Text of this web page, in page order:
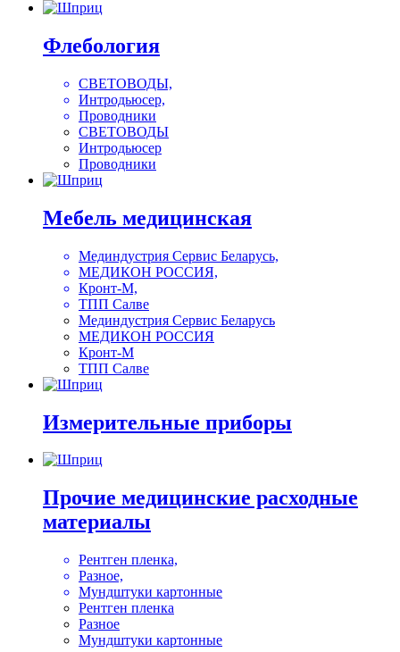
Флебология
СВЕТОВОДЫ,
Интродьюсер,
Проводники
СВЕТОВОДЫ
Интродьюсер
Проводники
Мебель медицинская
Мединдустрия Сервис Беларусь,
МЕДИКОН РОССИЯ,
Кронт-М,
ТПП Салве
Мединдустрия Сервис Беларусь
МЕДИКОН РОССИЯ
Кронт-М
ТПП Салве
Измерительные приборы
Прочие медицинские расходные
материалы
Рентген пленка,
Разное,
Мундштуки картонные
Рентген пленка
Разное
Мундштуки картонные